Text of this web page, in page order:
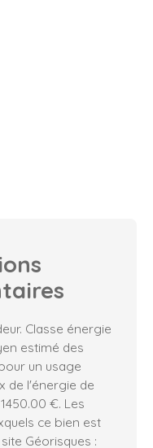
Classe énergie
estimé des
un usage
de l'énergie de
€. Les
ce bien est
Géorisques :